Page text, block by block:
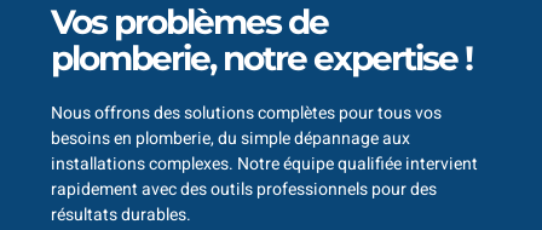
Vos problèmes de
plomberie, notre expertise !
Nous offrons des solutions complètes pour tous vos
besoins en plomberie, du simple dépannage aux
installations complexes. Notre équipe qualifiée intervient
rapidement avec des outils professionnels pour des
résultats durables.